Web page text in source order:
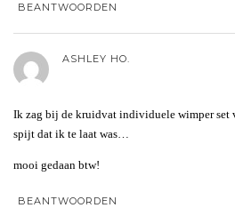
BEANTWOORDEN
ASHLEY HO.
Ik zag bij de kruidvat individuele wimper set
spijt dat ik te laat was…
mooi gedaan btw!
BEANTWOORDEN